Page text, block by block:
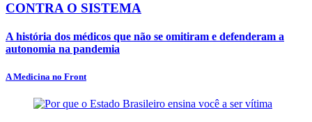
CONTRA O SISTEMA
A história dos médicos que não se omitiram e defenderam a
autonomia na pandemia
A Medicina no Front